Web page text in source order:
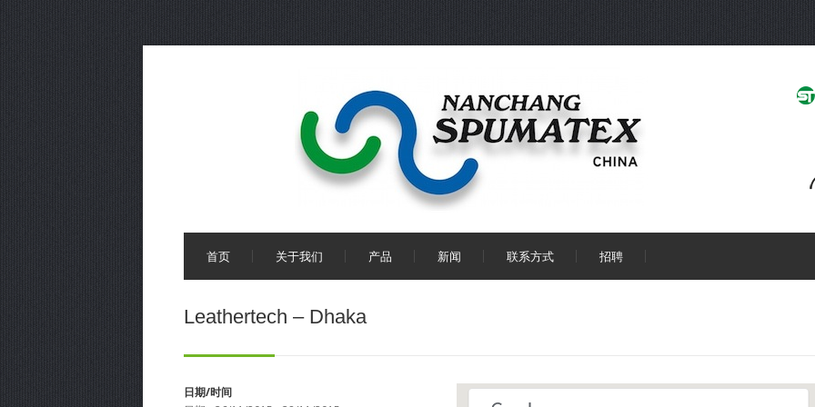
首页 关于我们 产品 新闻 联系方式 招聘
Leathertech – Dhaka
日期/时间